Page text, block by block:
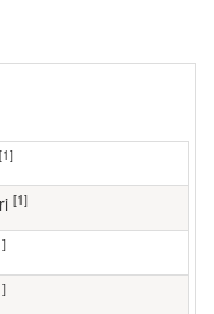
[1]
[1]